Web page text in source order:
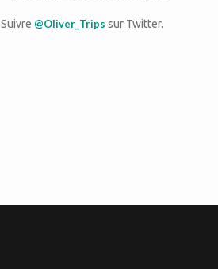
Suivre @Oliver_Trips sur Twitter.